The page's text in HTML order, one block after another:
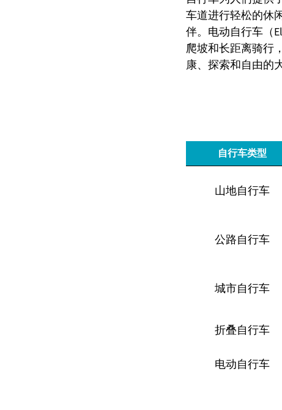
车道进行轻松的休
伴。电动自行车（
爬坡和长距离骑行
康、探索和自由的
自行车类型
山地自行车
公路自行车
城市自行车
折叠自行车
电动自行车